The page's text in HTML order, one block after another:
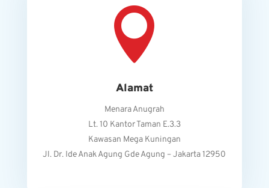

Alamat
Menara Anugrah
Lt. 10 Kantor Taman E.3.3
Kawasan Mega Kuningan
Jl. Dr. Ide Anak Agung Gde Agung – Jakarta 12950